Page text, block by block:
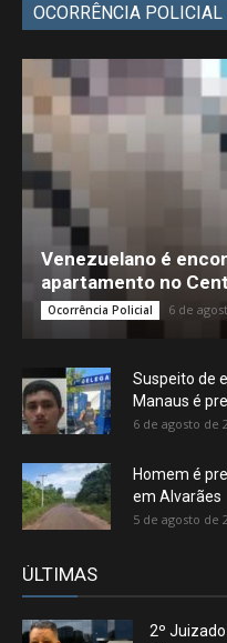
OCORRÊNCIA POLICIAL
Venezuelano é
apartamento no
Ocorrência Policial 6 de
Suspeito de
Manaus é
6 de agosto de
Homem é
em Alvarães
5 de agosto de
ÚLTIMAS
2º